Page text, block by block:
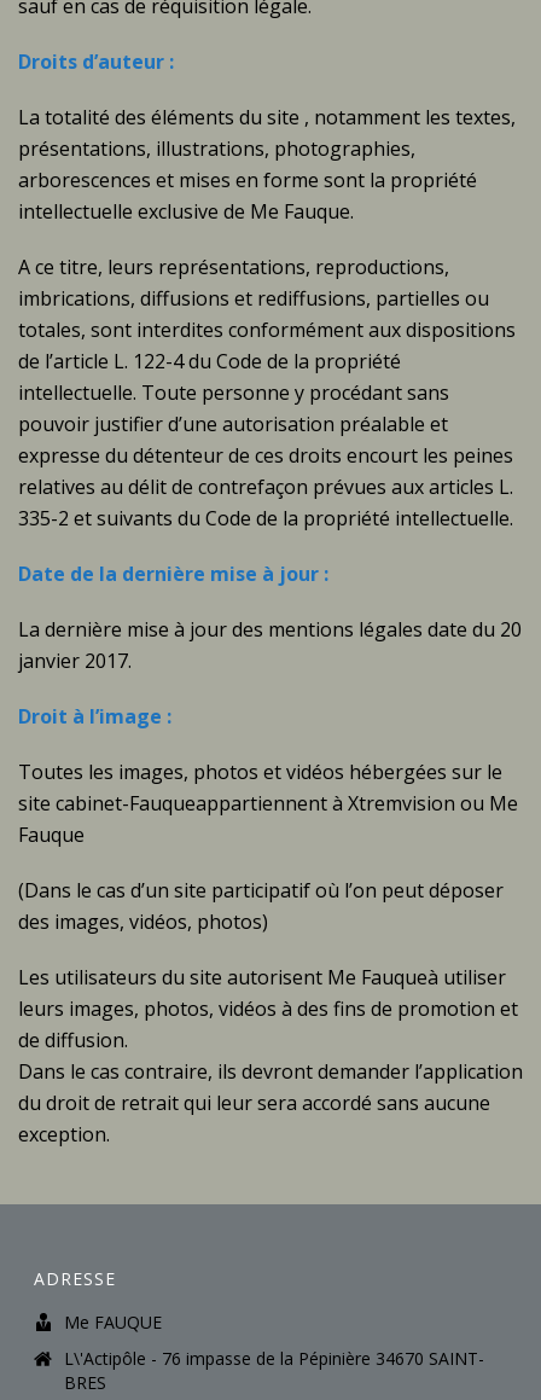
sauf en cas de réquisition légale.
Droits d’auteur :
La totalité des éléments du site , notamment les textes,
présentations, illustrations, photographies,
arborescences et mises en forme sont la propriété
intellectuelle exclusive de Me Fauque.
A ce titre, leurs représentations, reproductions,
imbrications, diffusions et rediffusions, partielles ou
totales, sont interdites conformément aux dispositions
de l’article L. 122-4 du Code de la propriété
intellectuelle. Toute personne y procédant sans
pouvoir justifier d’une autorisation préalable et
expresse du détenteur de ces droits encourt les peines
relatives au délit de contrefaçon prévues aux articles L.
335-2 et suivants du Code de la propriété intellectuelle.
Date de la dernière mise à jour :
La dernière mise à jour des mentions légales date du 20
janvier 2017.
Droit à l’image :
Toutes les images, photos et vidéos hébergées sur le
site cabinet-Fauqueappartiennent à Xtremvision ou Me
Fauque
(Dans le cas d’un site participatif où l’on peut déposer
des images, vidéos, photos)
Les utilisateurs du site autorisent Me Fauqueà utiliser
leurs images, photos, vidéos à des fins de promotion et
de diffusion.
Dans le cas contraire, ils devront demander l’application
du droit de retrait qui leur sera accordé sans aucune
exception.
ADRESSE
Me FAUQUE
L\'Actipôle - 76 impasse de la Pépinière 34670 SAINT-
BRES